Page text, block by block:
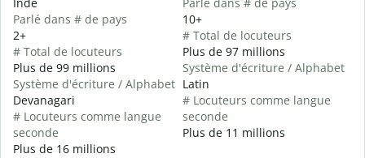
Parlé dans # de pays
2+
# Total de locuteurs
Plus de 99 millions
Système d'écriture / Alphabet
Devanagari
# Locuteurs comme langue
seconde
Plus de 16 millions
10+
# Total de locuteurs
Plus de 97 millions
Système d'écriture / Alphabet
Latin
# Locuteurs comme langue
seconde
Plus de 11 millions